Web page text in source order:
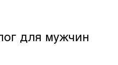
для мужчин